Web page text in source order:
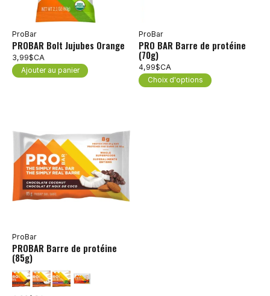
ProBar
PROBAR Bolt Jujubes Orange
3,99$CA
Ajouter au panier
ProBar
PRO BAR Barre de protéine
(70g)
4,99$CA
Choix d'options
ProBar
PROBAR Barre de protéine
(85g)